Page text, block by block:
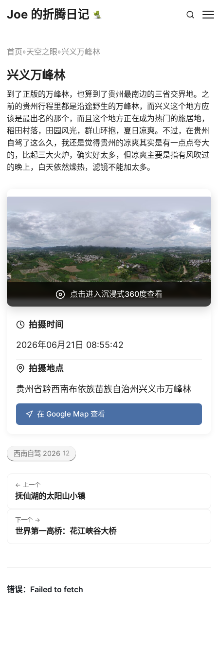
Joe 的折腾日记
首页»天空之眼»兴义万峰林
兴义万峰林
到了正版的万峰林，也算到了贵州最南边的三省交界地。之
前的贵州行程里都是沿途野生的万峰林，而兴义这个地方应
该是最出名的那个，而且这个地方正在成为热门的旅居地，
稻田村落，田园风光，群山环抱，夏日凉爽。不过，在贵州
自驾了这么久，我还是觉得贵州的凉爽其实是有一点点夸大
的，比起三大火炉，确实好太多，但凉爽主要是指有风吹过
的晚上，白天依然燥热，滤镜不能加太多。
点击进入沉浸式360度查看
拍摄时间
2026年06月21日 08:55:42
拍摄地点
贵州省黔西南布依族苗族自治州兴义市万峰林
在 Google Map 查看
西南自驾 2026 12
← 上一个
抚仙湖的太阳山小镇
下一个 →
世界第一高桥：花江峡谷大桥